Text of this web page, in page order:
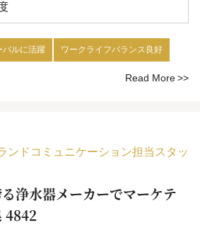
バルに活躍 ワークライフバランス良好
Read More
ンドコミュニケーション担当スタッ
浄水器メーカーでマーケテ
4842